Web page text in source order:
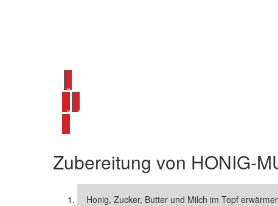
alle Honig Rezepte ansehen
alle Muffin-Rezepte ansehen
Zubereitung von HONIG-
Honig, Zucker, Butter und Milch im Topf